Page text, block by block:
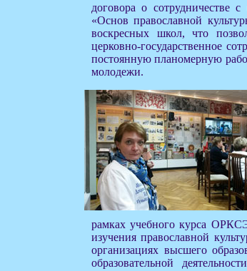
договора о сотрудничестве
«Основ православной
воскресных школ, что
церковно-государственное
постоянную планомерную
молодежи.
рамках учебного курса
изучения православной
организациях высшего
образовательной